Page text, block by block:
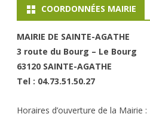
COORDONNÉES MAIRIE
MAIRIE DE SAINTE-AGATHE
3 route du Bourg – Le Bourg
63120 SAINTE-AGATHE
Tel : 04.73.51.50.27
Horaires d’ouverture de la Mairie :